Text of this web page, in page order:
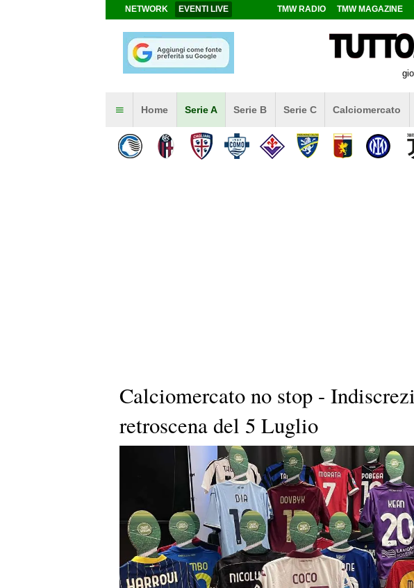
NETWORK EVENTI LIVE TMW RADIO TMW MAGAZINE
Home Serie A Serie B Serie C Calciomercato
Calciomercato no stop -
retroscena del 5 Luglio